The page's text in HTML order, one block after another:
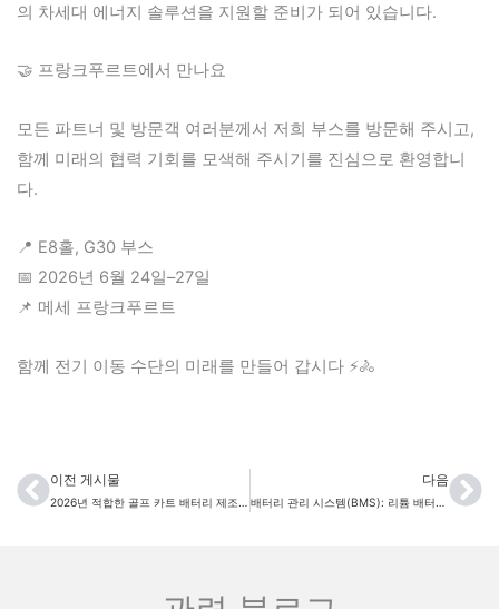
의 차세대 에너지 솔루션을 지원할 준비가 되어 있습니다.
🤝 프랑크푸르트에서 만나요
모든 파트너 및 방문객 여러분께서 저희 부스를 방문해 주시고,
함께 미래의 협력 기회를 모색해 주시기를 진심으로 환영합니
다.
📍 E8홀, G30 부스
📅 2026년 6월 24일–27일
📌 메세 프랑크푸르트
함께 전기 이동 수단의 미래를 만들어 갑시다 ⚡🚴
이전이전 게시물
2026년 적합한 골프 카트 배터리 제조업체를 선택하는 방법: 구매자 가이드
다음
배터리 관리 시스템(BMS): 리튬 배터리 안전성과 성능에 있어 그 중요성 다